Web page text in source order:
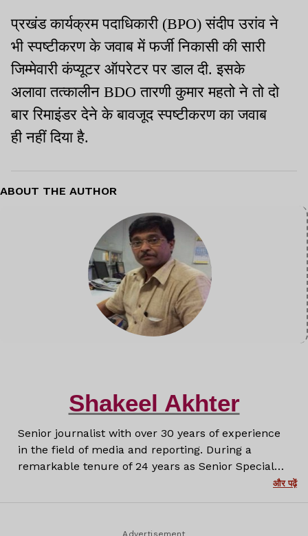
प्रखंड कार्यक्रम पदाधिकारी (BPO) संदीप उरांव ने
भी स्पष्टीकरण के जवाब में फर्जी निकासी की सारी
जिम्मेवारी कंप्यूटर ऑपरेटर पर डाल दी. इसके
अलावा तत्कालीन BDO तारणी कुमार महतो ने तो दो
बार रिमाइंडर देने के बावजूद स्पष्टीकरण का जवाब
ही नहीं दिया है.
ABOUT THE AUTHOR
Shakeel Akhter
Senior journalist with over 30 years of experience
in the field of media and reporting. During a
remarkable tenure of 24 years as Senior Special
Correspondent at Prabhat Khabar, I have covered a
wide range of stories with depth, honesty and a
Media, I continue to create insightful and
और पढ़ें
Advertisement